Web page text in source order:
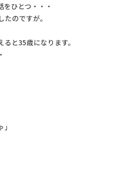
ひとつ・・・
のですが。
と35歳になります。